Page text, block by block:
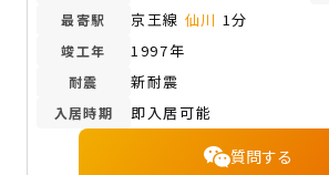
最寄駅 京王線 仙川 1分
竣工年 1997年
耐震 新耐震
入居時期 即入居可能
質問する